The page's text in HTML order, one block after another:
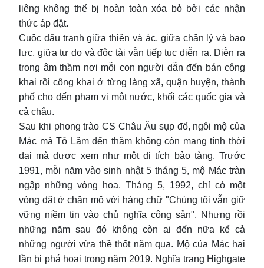
liêng không thể bị hoàn toàn xóa bỏ bởi các nhận
thức áp đặt.
Cuộc đấu tranh giữa thiện và ác, giữa chân lý và bạo
lực, giữa tự do và độc tài vẫn tiếp tục diễn ra. Diễn ra
trong âm thầm nơi mỗi con người dẫn đến bán công
khai rồi công khai ở từng làng xã, quận huyện, thành
phố cho đến phạm vi một nước, khối các quốc gia và
cả châu.
Sau khi phong trào CS Châu Âu sụp đổ, ngôi mộ của
Mác mà Tô Lâm đến thăm không còn mang tính thời
đại mà được xem như một di tích bảo tàng. Trước
1991, mỗi năm vào sinh nhật 5 tháng 5, mộ Mác tràn
ngập những vòng hoa. Tháng 5, 1992, chỉ có một
vòng đặt ở chân mộ với hàng chữ "Chúng tôi vẫn giữ
vững niềm tin vào chủ nghĩa cộng sản". Nhưng rồi
những năm sau đó không còn ai đến nữa kể cả
những người vừa thề thốt năm qua. Mộ của Mác hai
lần bị phá hoại trong năm 2019. Nghĩa trang Highgate